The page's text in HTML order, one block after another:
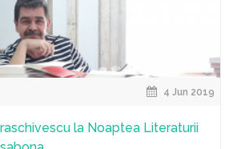
4 Jun 2019
la Noaptea Literaturii